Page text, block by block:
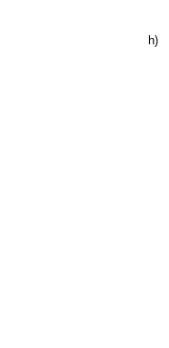
h)